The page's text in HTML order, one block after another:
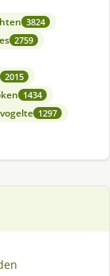
3824
2759
2015
1434
1297